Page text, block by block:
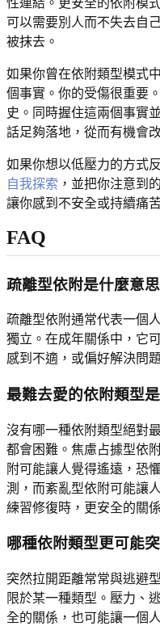
可以需要別人而不失去自
被抹去。
如果你曾在依附類型模式
個事實。你的受傷很重要
史。同時握住這兩個事實
話足夠落地，從而有機會
如果你想以低壓力的方式
自我探索 ，並把你注意到
讓你感到不安全或持續痛
FAQ
疏離型依附是什麼意
疏離型依附通常代表一個
獨立。在成年關係中，它
感到不適，或偏好解決問
最難去愛的依附類型
沒有哪一種依附類型絕對
都會困難。焦慮占據型依
附可能讓人覺得遙遠，恐
測，而紊亂型依附可能讓
練習修復時，更安全的關
哪種依附類型更可能
突然拉開距離常常與逃避
限於某一種類型。壓力、
全的關係，也可能讓一個